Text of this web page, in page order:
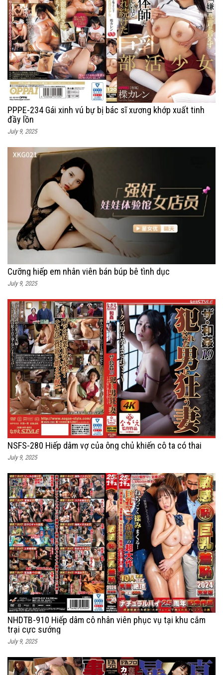
PPPE-234 Gái xinh vú bự bị bác sĩ xương khớp xuất tinh
đầy lồn
July 9, 2025
Cưỡng hiếp em nhân viên bán búp bê tình dục
July 9, 2025
NSFS-280 Hiếp dâm vợ của ông chủ khiến cô ta có thai
July 9, 2025
NHDTB-910 Hiếp dâm cô nhân viên phục vụ tại khu cắm
trại cực sướng
July 9, 2025